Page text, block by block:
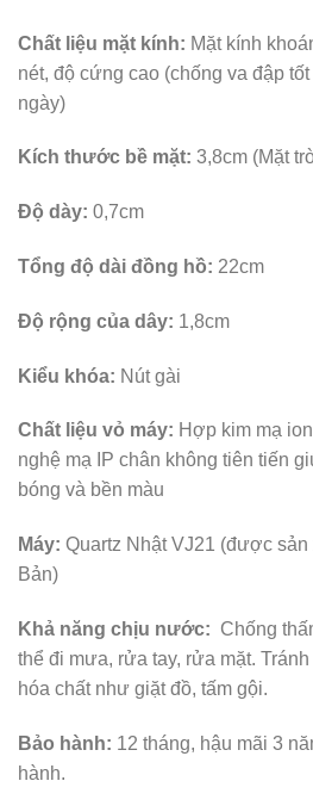
Chất liệu mặt kính: Mặt kính
nét, độ cứng cao (chống va đập
ngày)
Kích thước bề mặt: 3,8cm (Mặt
Độ dày: 0,7cm
Tổng độ dài đồng hồ: 22cm
Độ rộng của dây: 1,8cm
Kiểu khóa: Nút gài
Chất liệu vỏ máy: Hợp kim mạ
nghệ mạ IP chân không tiên tiến
bóng và bền màu
Máy: Quartz Nhật VJ21 (được
Bản)
Khả năng chịu nước: Chống
thể đi mưa, rửa tay, rửa mặt.
hóa chất như giặt đồ, tấm gội.
Bảo hành: 12 tháng, hậu mãi 3
hành.